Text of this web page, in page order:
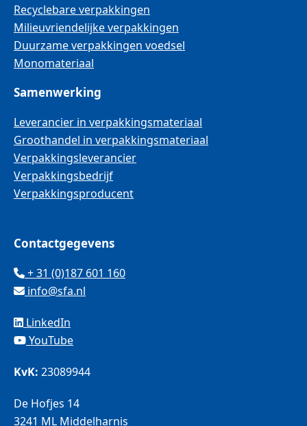
Recyclebare verpakkingen
Milieuvriendelijke verpakkingen
Duurzame verpakkingen voedsel
Monomateriaal
Samenwerking
Leverancier in verpakkingsmateriaal
Groothandel in verpakkingsmateriaal
Verpakkingsleverancier
Verpakkingsbedrijf
Verpakkingsproducent
Contactgegevens
+ 31 (0)187 601 160
info@sfa.nl
LinkedIn
YouTube
KvK: 23089944
De Hofjes 14
3241 ML Middelharnis